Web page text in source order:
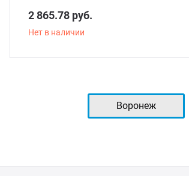
2 865.78 руб.
Нет в наличии
Воронеж